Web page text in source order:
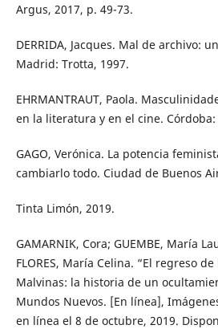
Argus, 2017, p. 49-73.
DERRIDA, Jacques. Mal de archivo:
Madrid: Trotta, 1997.
EHRMANTRAUT, Paola.
en la literatura y en el cine.
GAGO, Verónica. La potencia
cambiarlo todo. Ciudad de Buenos
Tinta Limón, 2019.
GAMARNIK, Cora; GUEMBE, María
FLORES, María Celina. “El regreso
Malvinas: la historia de un
Mundos Nuevos. [En línea],
en línea el 8 de octubre, 2019.